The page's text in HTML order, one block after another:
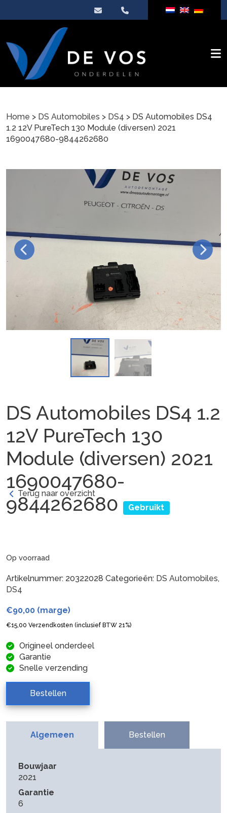
Home > DS Automobiles > DS4 > DS Automobiles DS4
1.2 12V PureTech 130 Module (diversen) 2021
1690047680-9844262680
DS Automobiles DS4 1.2
12V PureTech 130
Module (diversen) 2021
1690047680-
9844262680
Gebruikt
Terug naar overzicht
Op voorraad
Artikelnummer: 20322028 Categorieën: DS Automobiles,
DS4
€90,00 (marge)
€15,00 Verzendkosten (inclusief BTW 21%)
Origineel onderdeel
Garantie
Snelle verzending
Bestellen
Algemeen Bestellen
Bouwjaar
2021
Garantie
6